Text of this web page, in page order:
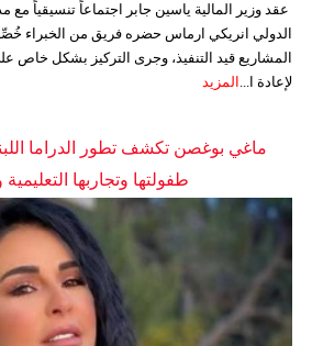
عقد وزير المالية ياسين جابر اجتماعاً تنسيقياً
الدولي انريكي ارماس حضره فريق من الخبراء
لإعادة ا...
المزيد
ماغي بوغصن تكشف تطور الدراما
طفولتها وتجاربها التعليمية